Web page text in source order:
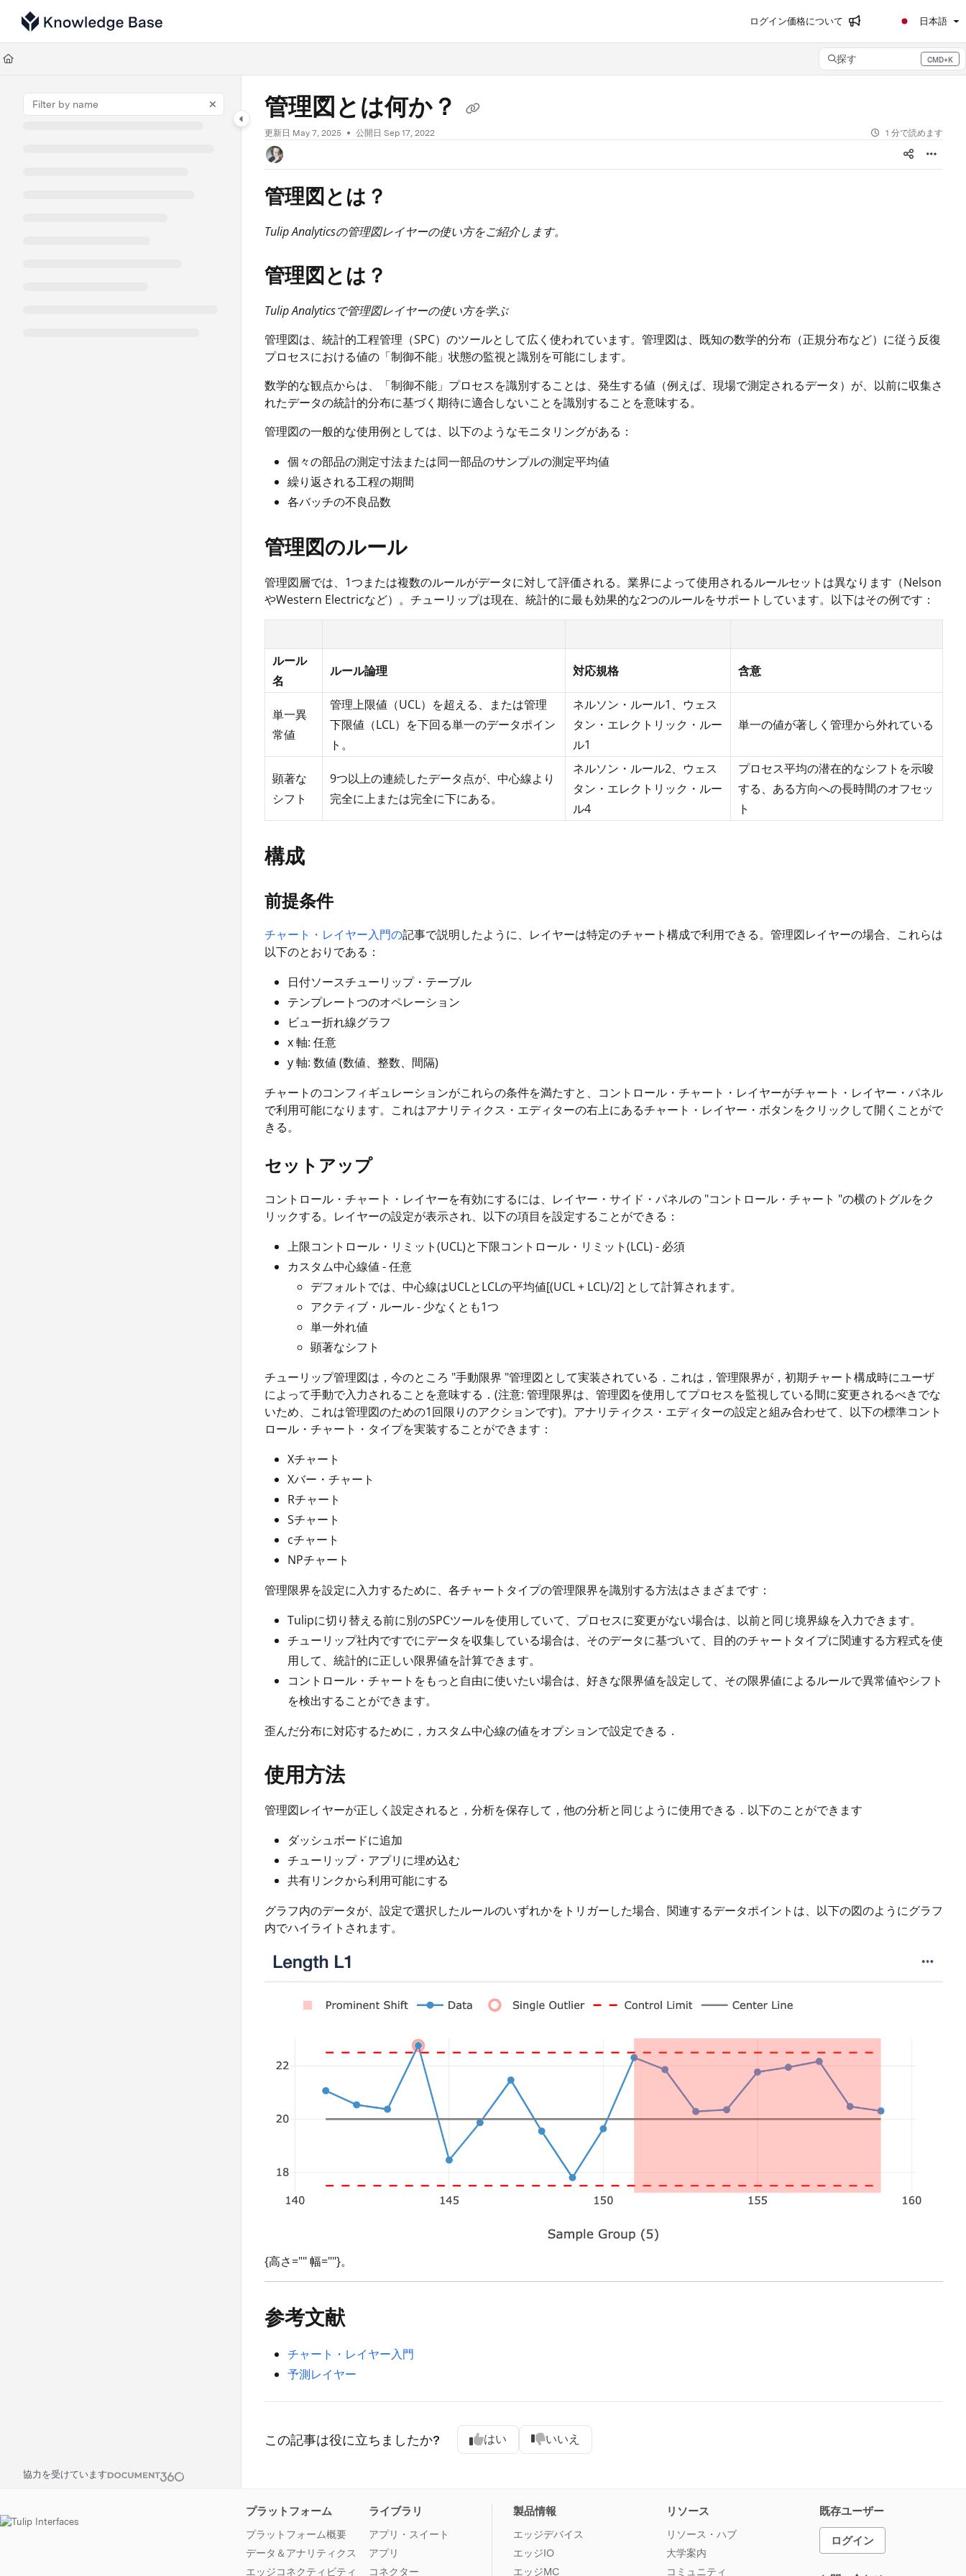
Documentation Index
Fetch the complete documentation index at:
Use this file to discover all available pages before exploring further.
ログイン価格について 日本語
探す CMD+K
Press CMD+K to open search
協力を受けています
管理図とは何か？
更新日 May 7, 2025 公開日 Sep 17, 2022 1 分で読めます
管理図とは？
Tulip Analyticsの管理図レイヤーの使い方をご紹介します。
管理図とは？
Tulip Analyticsで管理図レイヤーの使い方を学ぶ
管理図は、統計的工程管理（SPC）のツールとして広く使われています。管理図は、既知の数学的分布（正規分布など）に従う反復
プロセスにおける値の「制御不能」状態の監視と識別を可能にします。
数学的な観点からは、「制御不能」プロセスを識別することは、発生する値（例えば、現場で測定されるデータ）が、以前に収集さ
れたデータの統計的分布に基づく期待に適合しないことを識別することを意味する。
管理図の一般的な使用例としては、以下のようなモニタリングがある：
個々の部品の測定寸法または同一部品のサンプルの測定平均値
繰り返される工程の期間
各バッチの不良品数
管理図のルール
管理図層では、1つまたは複数のルールがデータに対して評価される。業界によって使用されるルールセットは異なります（Nelson
やWestern Electricなど）。チューリップは現在、統計的に最も効果的な2つのルールをサポートしています。以下はその例です：
ルール
名
ルール論理 対応規格 含意
単一異
常値
管理上限値（UCL）を超える、または管理
下限値（LCL）を下回る単一のデータポイン
ト。
ネルソン・ルール1、ウェス
タン・エレクトリック・ルー
ル1
単一の値が著しく管理から外れている
顕著な
シフト
9つ以上の連続したデータ点が、中心線より
完全に上または完全に下にある。
ネルソン・ルール2、ウェス
タン・エレクトリック・ルー
ル4
プロセス平均の潜在的なシフトを示唆
する、ある方向への長時間のオフセッ
ト
構成
前提条件
チャート・レイヤー入門の記事で説明したように、レイヤーは特定のチャート構成で利用できる。管理図レイヤーの場合、これらは
以下のとおりである：
日付ソースチューリップ・テーブル
テンプレートつのオペレーション
ビュー折れ線グラフ
x 軸: 任意
y 軸: 数値 (数値、整数、間隔)
チャートのコンフィギュレーションがこれらの条件を満たすと、コントロール・チャート・レイヤーがチャート・レイヤー・パネル
で利用可能になります。これはアナリティクス・エディターの右上にあるチャート・レイヤー・ボタンをクリックして開くことがで
きる。
セットアップ
コントロール・チャート・レイヤーを有効にするには、レイヤー・サイド・パネルの "コントロール・チャート "の横のトグルをク
リックする。レイヤーの設定が表示され、以下の項目を設定することができる：
上限コントロール・リミット(UCL)と下限コントロール・リミット(LCL) - 必須
カスタム中心線値 - 任意
デフォルトでは、中心線はUCLとLCLの平均値[(UCL + LCL)/2] として計算されます。
アクティブ・ルール - 少なくとも1つ
単一外れ値
顕著なシフト
チューリップ管理図は，今のところ "手動限界 "管理図として実装されている．これは，管理限界が，初期チャート構成時にユーザ
によって手動で入力されることを意味する．(注意: 管理限界は、管理図を使用してプロセスを監視している間に変更されるべきでな
いため、これは管理図のための1回限りのアクションです)。アナリティクス・エディターの設定と組み合わせて、以下の標準コント
ロール・チャート・タイプを実装することができます：
Xチャート
Xバー・チャート
Rチャート
Sチャート
cチャート
NPチャート
管理限界を設定に入力するために、各チャートタイプの管理限界を識別する方法はさまざまです：
Tulipに切り替える前に別のSPCツールを使用していて、プロセスに変更がない場合は、以前と同じ境界線を入力できます。
チューリップ社内ですでにデータを収集している場合は、そのデータに基づいて、目的のチャートタイプに関連する方程式を使
用して、統計的に正しい限界値を計算できます。
コントロール・チャートをもっと自由に使いたい場合は、好きな限界値を設定して、その限界値によるルールで異常値やシフト
を検出することができます。
歪んだ分布に対応するために，カスタム中心線の値をオプションで設定できる．
使用方法
管理図レイヤーが正しく設定されると，分析を保存して，他の分析と同じように使用できる．以下のことができます
ダッシュボードに追加
チューリップ・アプリに埋め込む
共有リンクから利用可能にする
グラフ内のデータが、設定で選択したルールのいずれかをトリガーした場合、関連するデータポイントは、以下の図のようにグラフ
内でハイライトされます。
{高さ="" 幅=""}。
参考文献
チャート・レイヤー入門
予測レイヤー
この記事は役に立ちましたか? はい いいえ
プラットフォーム
プラットフォーム概要
データ＆アナリティクス
エッジコネクティビティ
ライブラリ
アプリ・スイート
アプリ
コネクター
製品情報
エッジデバイス
エッジIO
エッジMC
リソース
リソース・ハブ
大学案内
コミュニティ
既存ユーザー
ログイン